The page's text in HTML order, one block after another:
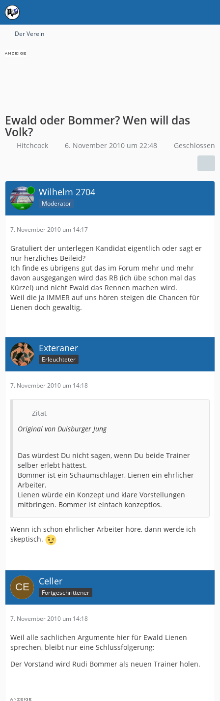
Der Verein
Ewald oder Bommer? Wen will das
Volk?
Hitchcock 6. November 2010 um 22:48 Geschlossen
Online Wilhelm 2704
Moderator
7. November 2010 um 14:17
Gratuliert der unterlegen Kandidat eigentlich oder sagt er
nur herzliches Beileid?
Ich finde es übrigens gut das im Forum mehr und mehr
davon ausgegangen wird das RB (ich übe schon mal das
Kürzel) und nicht Ewald das Rennen machen wird.
Weil die ja IMMER auf uns hören steigen die Chancen für
Lienen doch gewaltig.
Exteraner
Erleuchteter
7. November 2010 um 14:18
Zitat
Original von Duisburger Jung
Das würdest Du nicht sagen, wenn Du beide Trainer
selber erlebt hättest.
Bommer ist ein Schaumschläger, Lienen ein ehrlicher
Arbeiter.
Lienen würde ein Konzept und klare Vorstellungen
mitbringen. Bommer ist einfach konzeptlos.
Wenn ich schon ehrlicher Arbeiter höre, dann werde ich
skeptisch.
Celler
Fortgeschrittener
7. November 2010 um 14:18
Weil alle sachlichen Argumente hier für Ewald Lienen
sprechen, bleibt nur eine Schlussfolgerung:
Der Vorstand wird Rudi Bommer als neuen Trainer holen.